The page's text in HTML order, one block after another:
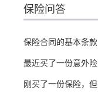
保险问答
保险合同的基本条